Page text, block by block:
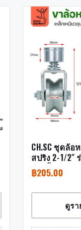
CH.SC ชุดล้
สปริง 2-1/2″
ชุดเสื้อ+ล้อ)
฿205.00
ดูรา